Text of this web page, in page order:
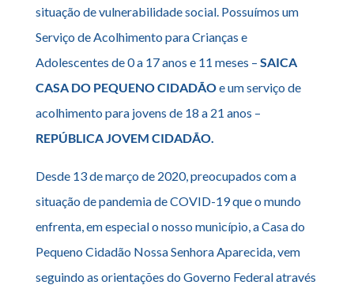
situação de vulnerabilidade social. Possuímos um
Serviço de Acolhimento para Crianças e
Adolescentes de 0 a 17 anos e 11 meses – SAICA
CASA DO PEQUENO CIDADÃOe um serviço de
acolhimento para jovens de 18 a 21 anos –
REPÚBLICA JOVEM CIDADÃO.
Desde 13 de março de 2020, preocupados com a
situação de pandemia de COVID-19 que o mundo
enfrenta, em especial o nosso município, a Casa do
Pequeno Cidadão Nossa Senhora Aparecida, vem
seguindo as orientações do Governo Federal através